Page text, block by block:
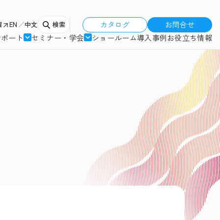
EN 中文 検索 カタログ
お問合せ
ート
セミナー・学会 ショールーム導入事例お役立ち情報